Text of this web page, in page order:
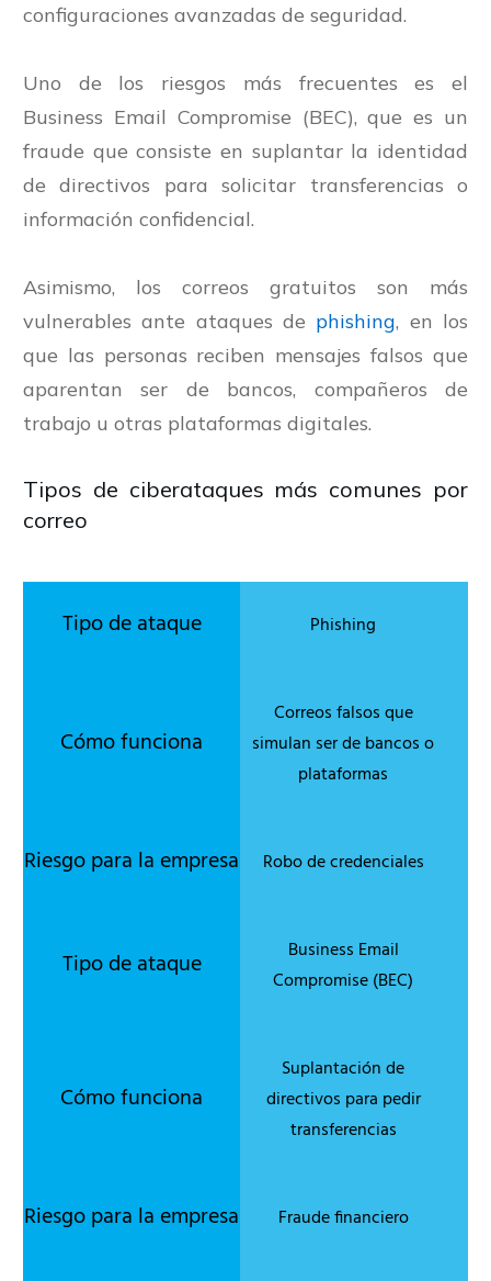
configuraciones avanzadas de seguridad.
Uno de los riesgos más frecuentes es el
Business Email Compromise (BEC), que es un
fraude que consiste en suplantar la identidad
de directivos para solicitar transferencias o
información confidencial.
Asimismo, los correos gratuitos son más
vulnerables ante ataques de phishing, en los
que las personas reciben mensajes falsos que
aparentan ser de bancos, compañeros de
trabajo u otras plataformas digitales.
Tipos de ciberataques más comunes por
correo
Phishing
Correos falsos que
simulan ser de bancos o
plataformas
Robo de credenciales
Business Email
Compromise (BEC)
Suplantación de
directivos para pedir
transferencias
Fraude financiero